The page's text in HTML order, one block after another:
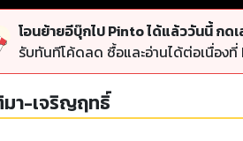
โอนย้ายอีบุ๊กไป Pinto ได้แล้ววันนี้ กด
รับทันทีโค้ดลด ซื้อและอ่านได้ต่อเนื่อง
า-เจริญฤทธิ์